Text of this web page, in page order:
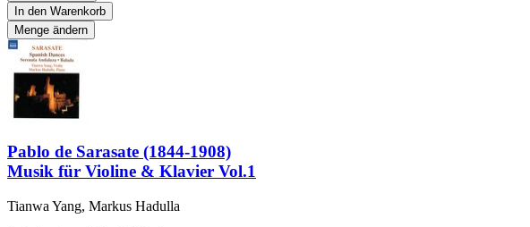
In den Warenkorb
Menge ändern
Pablo de Sarasate (1844-1908)
Musik für Violine & Klavier Vol.1
Tianwa Yang, Markus Hadulla